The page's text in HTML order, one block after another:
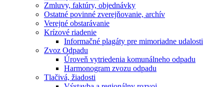
Zmluvy, faktúry, objednávky
Ostatné povinné zverejňovanie, archív
Verejné obstarávanie
Krízové riadenie
Informačné plagáty pre mimoriadne udalosti
Zvoz Odpadu
Úroveň vytriedenia komunálneho odpadu
Harmonogram zvozu odpadu
Tlačivá, žiadosti